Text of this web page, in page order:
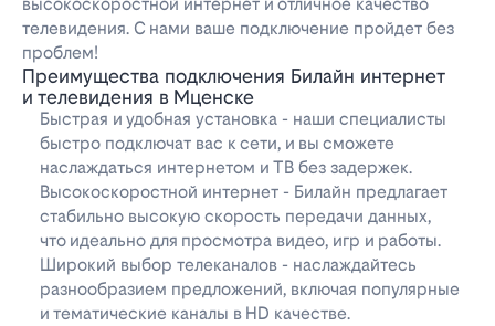
телевидения. С нами ваше подключение пройдет без
проблем!
Преимущества подключения Билайн интернет
и телевидения в Мценске
Быстрая и удобная установка - наши специалисты
быстро подключат вас к сети, и вы сможете
наслаждаться интернетом и ТВ без задержек.
Высокоскоростной интернет - Билайн предлагает
стабильно высокую скорость передачи данных,
что идеально для просмотра видео, игр и работы.
Широкий выбор телеканалов - наслаждайтесь
разнообразием предложений, включая популярные
и тематические каналы в HD качестве.